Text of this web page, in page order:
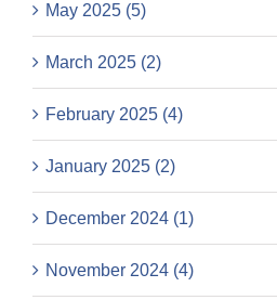
May 2025 (5)
March 2025 (2)
February 2025 (4)
January 2025 (2)
December 2024 (1)
November 2024 (4)